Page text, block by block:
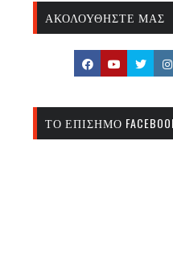
ΑΚΟΛΟΥΘΉΣΤΕ ΜΑΣ
ΤΟ ΕΠΊΣΗΜΟ